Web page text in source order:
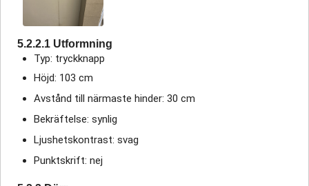
5.2.2.1 Utformning
Typ: tryckknapp
Höjd: 103 cm
Avstånd till närmaste hinder: 30 cm
Bekräftelse: synlig
Ljushetskontrast: svag
Punktskrift: nej